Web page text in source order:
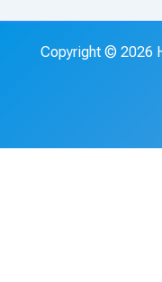
Copyright © 2026